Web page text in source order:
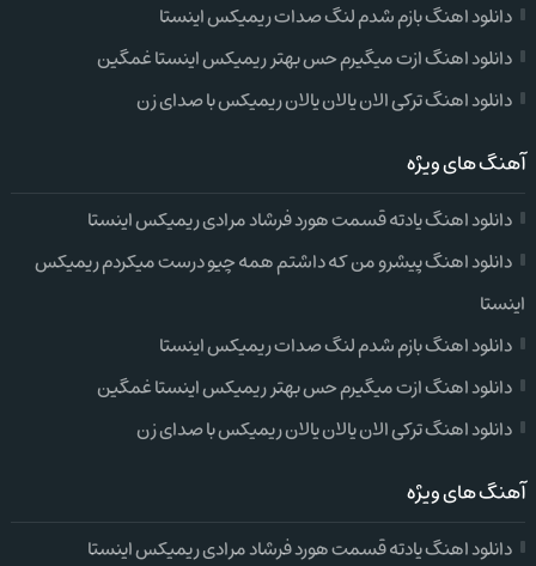
دانلود اهنگ بازم شدم لنگ صدات ریمیکس اینستا
دانلود اهنگ ازت میگیرم حس بهتر ریمیکس اینستا غمگین
دانلود اهنگ ترکی الان یالان یالان ریمیکس با صدای زن
آهنگ های ویژه
دانلود اهنگ یادته قسمت هورد فرشاد مرادی ریمیکس اینستا
دانلود اهنگ پیشرو من که داشتم همه چیو درست میکردم ریمیکس
اینستا
دانلود اهنگ بازم شدم لنگ صدات ریمیکس اینستا
دانلود اهنگ ازت میگیرم حس بهتر ریمیکس اینستا غمگین
دانلود اهنگ ترکی الان یالان یالان ریمیکس با صدای زن
آهنگ های ویژه
دانلود اهنگ یادته قسمت هورد فرشاد مرادی ریمیکس اینستا